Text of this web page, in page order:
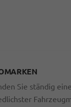
Sie ständig